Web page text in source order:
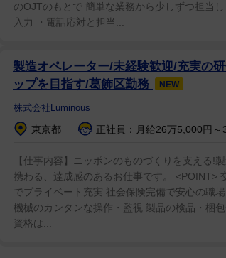
中でした」「#小林一三先生の後輩になら
有栖は日本女子大学附属高校から2014
10月『ベルサイユのばら」で退団した。
ショーを開催。「舞台などのお仕事とも
をしたり、大学の研究を芸術に活かした
のOJTのもとで 簡単な業務から少しずつ担当
入力 ・電話応対と担当...
製造オペレーター/未経験歓迎/充実の
ップを目指す/葛飾区勤務
NEW
株式会社Luminous
東京都 正社員：月給26万5,000円～
【仕事内容】ニッポンのものづくりを支える!
携わる、達成感のあるお仕事です。 <POINT>
でプライベート充実 社会保険完備で安心の職
機械のカンタンな操作・監視 製品の検品・梱
資格は...